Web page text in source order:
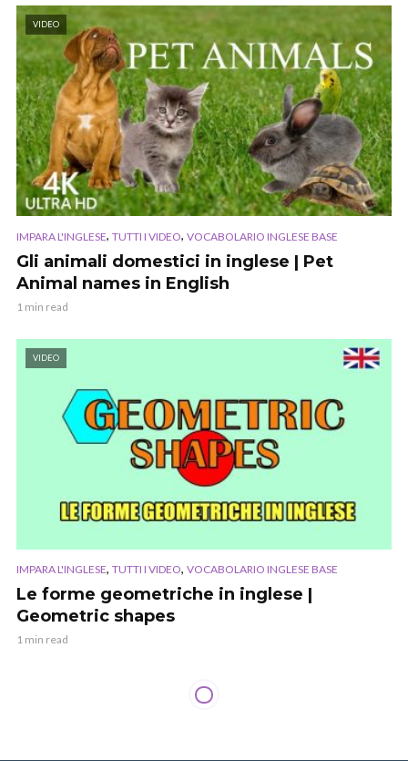
VIDEO
IMPARA L'INGLESE, TUTTI I VIDEO, VOCABOLARIO INGLESE BASE
Gli animali domestici in inglese | Pet
Animal names in English
1 min read
VIDEO
IMPARA L'INGLESE, TUTTI I VIDEO, VOCABOLARIO INGLESE BASE
Le forme geometriche in inglese |
Geometric shapes
1 min read